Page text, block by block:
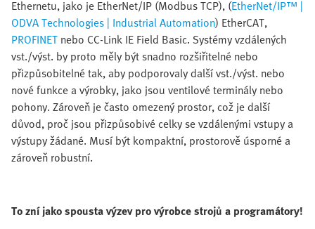
Ethernetu, jako je EtherNet/IP (Modbus TCP), (EtherNet/IP™ |
ODVA Technologies | Industrial Automation) EtherCAT,
PROFINET nebo CC-Link IE Field Basic. Systémy vzdálených
vst./výst. by proto měly být snadno rozšiřitelné nebo
přizpůsobitelné tak, aby podporovaly další vst./výst. nebo
nové funkce a výrobky, jako jsou ventilové terminály nebo
pohony. Zároveň je často omezený prostor, což je další
důvod, proč jsou přizpůsobivé celky se vzdálenými vstupy a
výstupy žádané. Musí být kompaktní, prostorově úsporné a
zároveň robustní.
To zní jako spousta výzev pro výrobce strojů a programátory!